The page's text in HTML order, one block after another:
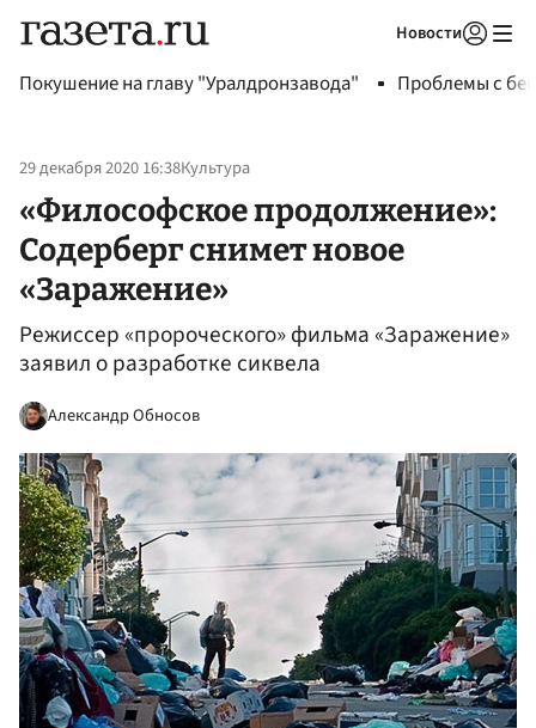
Новости
Покушение на главу "Уралдронзавода" Проблемы с
29 декабря 2020 16:38Культура
«Философское продолжение»:
Содерберг снимет новое
«Заражение»
Режиссер «пророческого» фильма «Заражение»
заявил о разработке сиквела
Александр Обносов